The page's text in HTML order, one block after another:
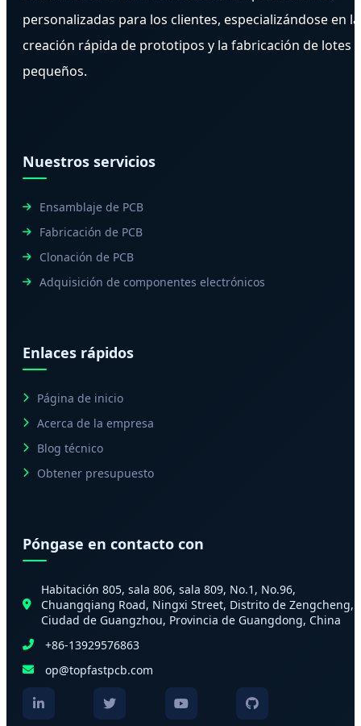
personalizadas para los clientes, especializándose en la
creación rápida de prototipos y la fabricación de lotes
pequeños.
Nuestros servicios
Ensamblaje de PCB
Fabricación de PCB
Clonación de PCB
Adquisición de componentes electrónicos
Enlaces rápidos
Página de inicio
Acerca de la empresa
Blog técnico
Obtener presupuesto
Póngase en contacto con
Habitación 805, sala 806, sala 809, No.1, No.96,
Chuangqiang Road, Ningxi Street, Distrito de Zengcheng,
Ciudad de Guangzhou, Provincia de Guangdong, China
+86-13929576863
op@topfastpcb.com